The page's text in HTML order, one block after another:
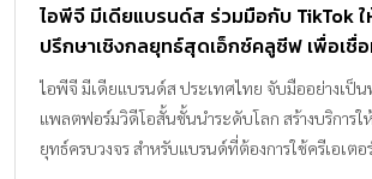
ไอพีจี มีเดียแบรนด์ส ร่วมมือกับ TikTok ใ
ปรึกษาเชิงกลยุทธ์สุดเอ็กซ์คลูซีฟ เพื่อเชื่
วัฒนธรรมบนชุมชนออนไลน์ สร้างการเติ
บออร์แกนิค
ไอพีจี มีเดียแบรนด์ส ประเทศไทย จับมืออย่างเป็น
แพลตฟอร์มวิดีโอสั้นชั้นนำระดับโลก สร้างบริการใ
ยุทธ์ครบวงจร สำหรับแบรนด์ที่ต้องการใช้ครีเอเตอ